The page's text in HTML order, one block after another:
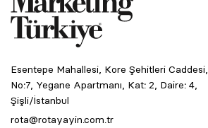
Esentepe Mahallesi, Kore Şehitleri Caddesi,
No:7, Yegane Apartmanı, Kat: 2, Daire: 4,
Şişli/İstanbul
rota@rotayayin.com.tr